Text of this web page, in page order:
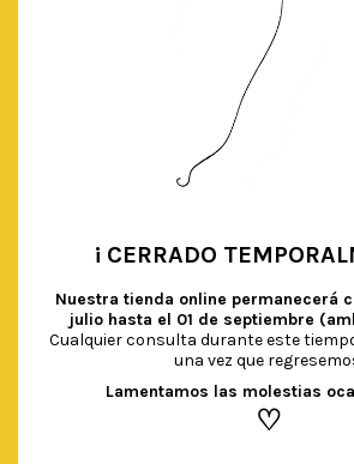
BLONDAS ROSA/BLANCO
4.00
AÑADIR AL CARRITO
¡ CERRADO
Nuestra tienda online permanecerá
julio hasta el 01 de septiembre
Cualquier consulta durante este
una vez que
Lamentamos las molestias
♡